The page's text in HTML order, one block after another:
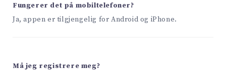
Fungerer det på mobiltelefoner?
Ja, appen er tilgjengelig for Android og iPhone.
Må jeg registrere meg?